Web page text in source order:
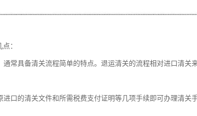
：
常具备清关流程简单的特点。退运清关的流程相对进口清关
口的清关文件和所需税费支付证明等几项手续即可办理清关